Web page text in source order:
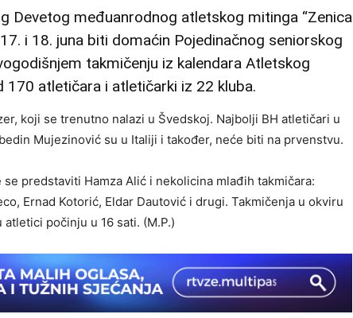
Devetog međuanrodnog atletskog mitinga “Zenica
i 18. juna biti domaćin Pojedinačnog seniorskog
takmičenju iz kalendara Atletskog
170 atletičara i atletičarki iz 22 kluba.
koji se trenutno nalazi u Švedskoj. Najbolji BH atletičari u
Mujezinović su u Italiji i također, neće biti na prvenstvu.
predstaviti Hamza Alić i nekolicina mlađih takmičara:
Ernad Kotorić, Eldar Dautović i drugi. Takmičenja u okviru
počinju u 16 sati. (M.P.)